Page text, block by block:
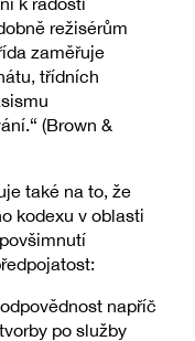
režisérům
zaměřuje
třídních
(Brown &
také na to, že
kodexu v oblasti
napříč
po služby